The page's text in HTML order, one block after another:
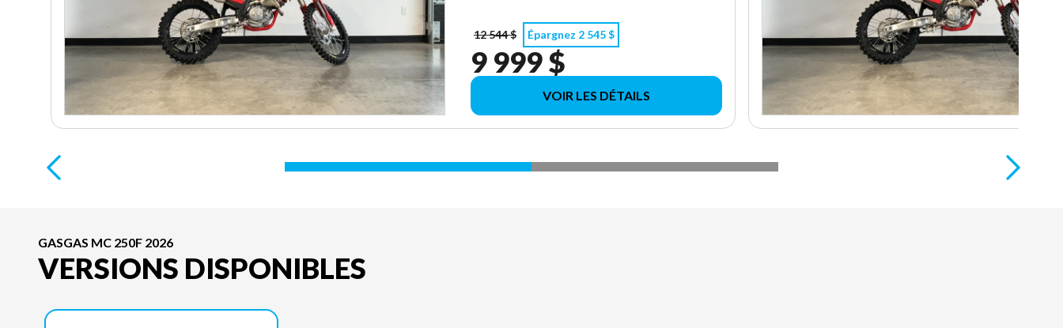
12 544 $ Épargnez 2 545 $
9 999 $
VOIR LES DÉTAILS
GASGAS MC 250F 2026
VERSIONS DISPONIBLES